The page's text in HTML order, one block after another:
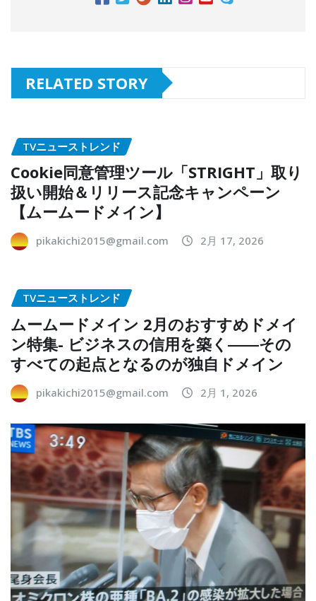
RELATED STORY
TVニューストレンド
Cookie同意管理ツール「STRIGHT」取り
扱い開始＆リリース記念キャンペーン
【ムームードメイン】
pikakichi2015@gmail.com 2月 17, 2026
TVニューストレンド
ムームードメイン 2月のおすすめドメイ
ン特集- ビジネスの信用を築く――その
すべての起点となるのが独自ドメイン
pikakichi2015@gmail.com 2月 1, 2026